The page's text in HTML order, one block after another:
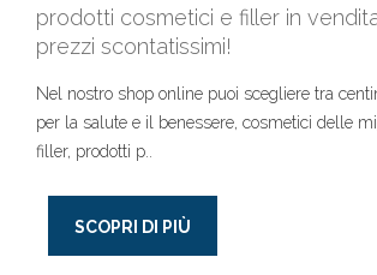
prodotti cosmetici e filler in
prezzi scontatissimi!
Nel nostro shop online puoi scegliere tra
per la salute e il benessere, cosmetici delle
filler, prodotti p..
SCOPRI DI PIÙ